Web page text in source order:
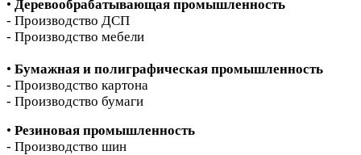
• Деревообрабатывающая промышленность
- Производство ДСП
- Производство мебели
• Бумажная и полиграфическая промышленность
- Производство картона
- Производство бумаги
• Резиновая промышленность
- Производство шин